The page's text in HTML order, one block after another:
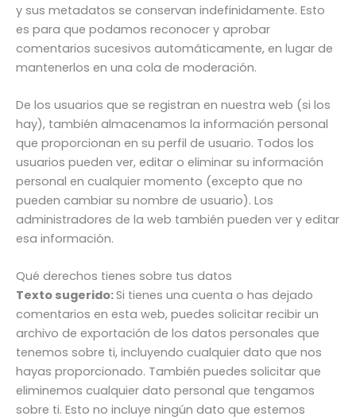
y sus metadatos se conservan indefinidamente. Esto
es para que podamos reconocer y aprobar
comentarios sucesivos automáticamente, en lugar de
mantenerlos en una cola de moderación.
De los usuarios que se registran en nuestra web (si los
hay), también almacenamos la información personal
que proporcionan en su perfil de usuario. Todos los
usuarios pueden ver, editar o eliminar su información
personal en cualquier momento (excepto que no
pueden cambiar su nombre de usuario). Los
administradores de la web también pueden ver y editar
esa información.
Qué derechos tienes sobre tus datos
Texto sugerido:Si tienes una cuenta o has dejado
comentarios en esta web, puedes solicitar recibir un
archivo de exportación de los datos personales que
tenemos sobre ti, incluyendo cualquier dato que nos
hayas proporcionado. También puedes solicitar que
eliminemos cualquier dato personal que tengamos
sobre ti. Esto no incluye ningún dato que estemos